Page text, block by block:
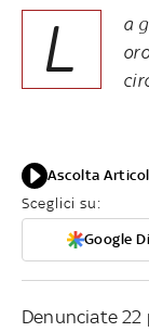
L
a
Ascolta
Sceglici su:
Google
Denunciate 22